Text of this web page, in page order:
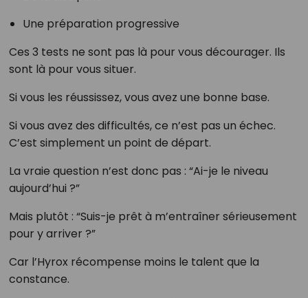
Une préparation progressive
Ces 3 tests ne sont pas là pour vous décourager. Ils
sont là pour vous situer.
Si vous les réussissez, vous avez une bonne base.
Si vous avez des difficultés, ce n’est pas un échec.
C’est simplement un point de départ.
La vraie question n’est donc pas : “Ai-je le niveau
aujourd’hui ?”
Mais plutôt : “Suis-je prêt à m’entraîner sérieusement
pour y arriver ?”
Car l’Hyrox récompense moins le talent que la
constance.